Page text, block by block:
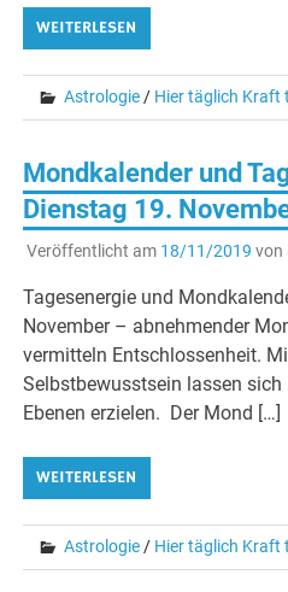
WEITERLESEN
Astrologie / Hier täglich Kraft
Mondkalender und
Dienstag 19.
Veröffentlicht am 18/11/2019 von
Tagesenergie und
November – abnehmender
vermitteln Entschlossenheit.
Selbstbewusstsein lassen
Ebenen erzielen. Der Mond […]
WEITERLESEN
Astrologie/ Hier täglich Kraft